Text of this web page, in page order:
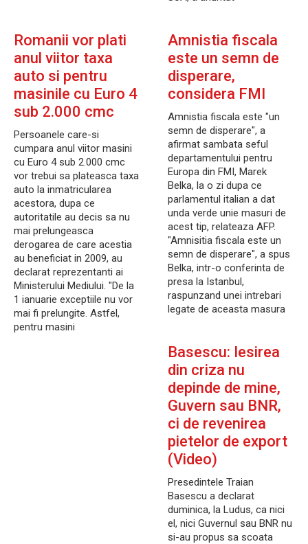
Romanii vor plati
anul viitor taxa
auto si pentru
masinile cu Euro 4
sub 2.000 cmc
Persoanele care-si
cumpara anul viitor masini
cu Euro 4 sub 2.000 cmc
vor trebui sa plateasca taxa
auto la inmatricularea
acestora, dupa ce
autoritatile au decis sa nu
mai prelungeasca
derogarea de care acestia
au beneficiat in 2009, au
declarat reprezentanti ai
Ministerului Mediului. "De la
1 ianuarie exceptiile nu vor
mai fi prelungite. Astfel,
pentru masini
Amnistia fiscala
este un semn de
disperare,
considera FMI
Amnistia fiscala este "un
semn de disperare", a
afirmat sambata seful
departamentului pentru
Europa din FMI, Marek
Belka, la o zi dupa ce
parlamentul italian a dat
unda verde unie masuri de
acest tip, relateaza AFP.
"Amnisitia fiscala este un
semn de disperare", a spus
Belka, intr-o conferinta de
presa la Istanbul,
raspunzand unei intrebari
legate de aceasta masura
Basescu: Iesirea
din criza nu
depinde de mine,
Guvern sau BNR,
ci de revenirea
pietelor de export
(Video)
Presedintele Traian
Basescu a declarat
duminica, la Ludus, ca nici
el, nici Guvernul sau BNR nu
si-au propus sa scoata